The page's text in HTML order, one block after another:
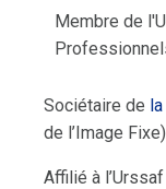
Membre de
Sociétaire de
de l’Image Fixe)
Affilié à